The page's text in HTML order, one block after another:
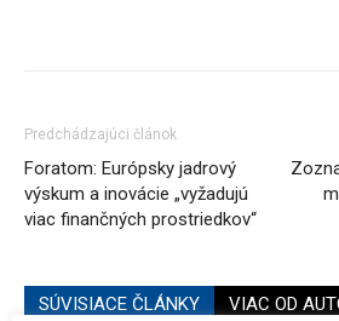
Predchádzajúci článok
Foratom: Európsky jadrový
výskum a inovácie „vyžadujú
viac finančných prostriedkov“
SÚVISIACE ČLÁNKY VIAC OD